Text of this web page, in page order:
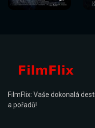
nyní
nyní
FilmFlix: Vaše dokonalá
a pořadů!